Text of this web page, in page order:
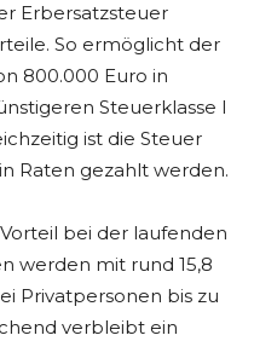
Erbersatzsteuer
So ermöglicht der
800.000 Euro in
Steuerklasse I
ist die Steuer
Raten gezahlt werden.
bei der laufenden
werden mit rund 15,8
Privatpersonen bis zu
verbleibt ein